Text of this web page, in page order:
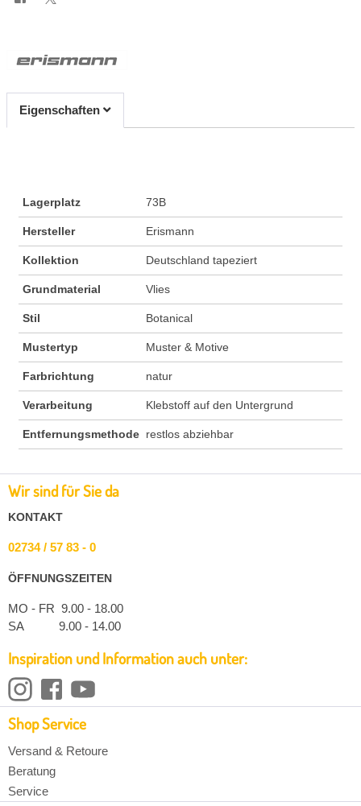
Eigenschaften
Lagerplatz 73B
Hersteller Erismann
Kollektion Deutschland tapeziert
Grundmaterial Vlies
Stil Botanical
Mustertyp Muster & Motive
Farbrichtung natur
Verarbeitung Klebstoff auf den Untergrund
Entfernungsmethode restlos abziehbar
Wir sind für Sie da
KONTAKT
02734 / 57 83 - 0
ÖFFNUNGSZEITEN
MO - FR 9.00 - 18.00
SA 9.00 - 14.00
Inspiration und Information auch unter:
Shop Service
Versand & Retoure
Beratung
Service